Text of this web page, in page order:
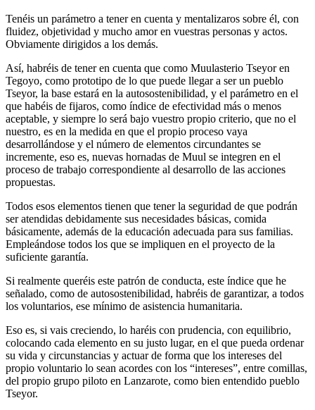
Tenéis un parámetro a tener en cuenta y mentalizaros sobre él, con
fluidez, objetividad y mucho amor en vuestras personas y actos.
Obviamente dirigidos a los demás.
Así, habréis de tener en cuenta que como Muulasterio Tseyor en
Tegoyo, como prototipo de lo que puede llegar a ser un pueblo
Tseyor, la base estará en la autosostenibilidad, y el parámetro en el
que habéis de fijaros, como índice de efectividad más o menos
aceptable, y siempre lo será bajo vuestro propio criterio, que no el
nuestro, es en la medida en que el propio proceso vaya
desarrollándose y el número de elementos circundantes se
incremente, eso es, nuevas hornadas de Muul se integren en el
proceso de trabajo correspondiente al desarrollo de las acciones
propuestas.
Todos esos elementos tienen que tener la seguridad de que podrán
ser atendidas debidamente sus necesidades básicas, comida
básicamente, además de la educación adecuada para sus familias.
Empleándose todos los que se impliquen en el proyecto de la
suficiente garantía.
Si realmente queréis este patrón de conducta, este índice que he
señalado, como de autosostenibilidad, habréis de garantizar, a todos
los voluntarios, ese mínimo de asistencia humanitaria.
Eso es, si vais creciendo, lo haréis con prudencia, con equilibrio,
colocando cada elemento en su justo lugar, en el que pueda ordenar
su vida y circunstancias y actuar de forma que los intereses del
propio voluntario lo sean acordes con los “intereses”, entre comillas,
del propio grupo piloto en Lanzarote, como bien entendido pueblo
Tseyor.